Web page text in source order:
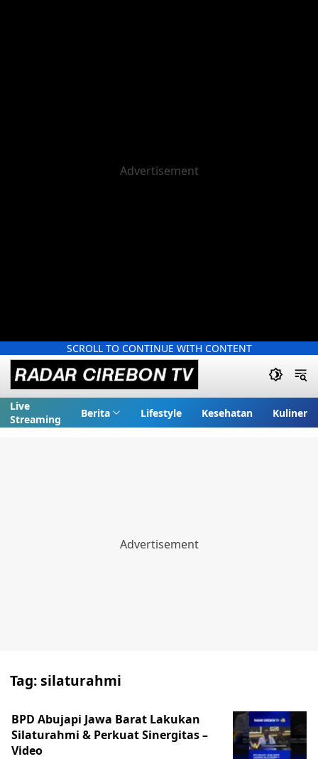
SCROLL TO CONTINUE WITH CONTENT
Live
Streaming
Berita Lifestyle Kesehatan Kuliner
Tag:silaturahmi
BPD Abujapi Jawa Barat Lakukan
Silaturahmi & Perkuat Sinergitas –
Video